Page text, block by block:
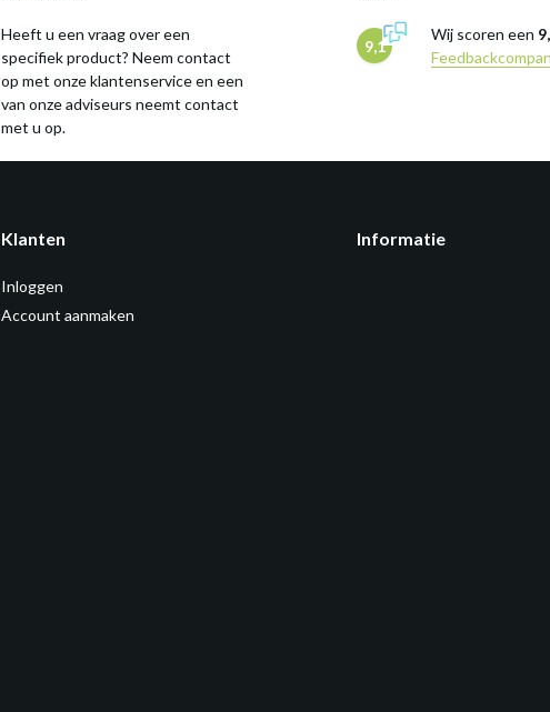
Heeft u een vraag over een
specifiek product? Neem contact
op met onze klantenservice en een
van onze adviseurs neemt contact
met u op.
9,1
Wij scoren een
Klanten
Inloggen
Account aanmaken
Informatie